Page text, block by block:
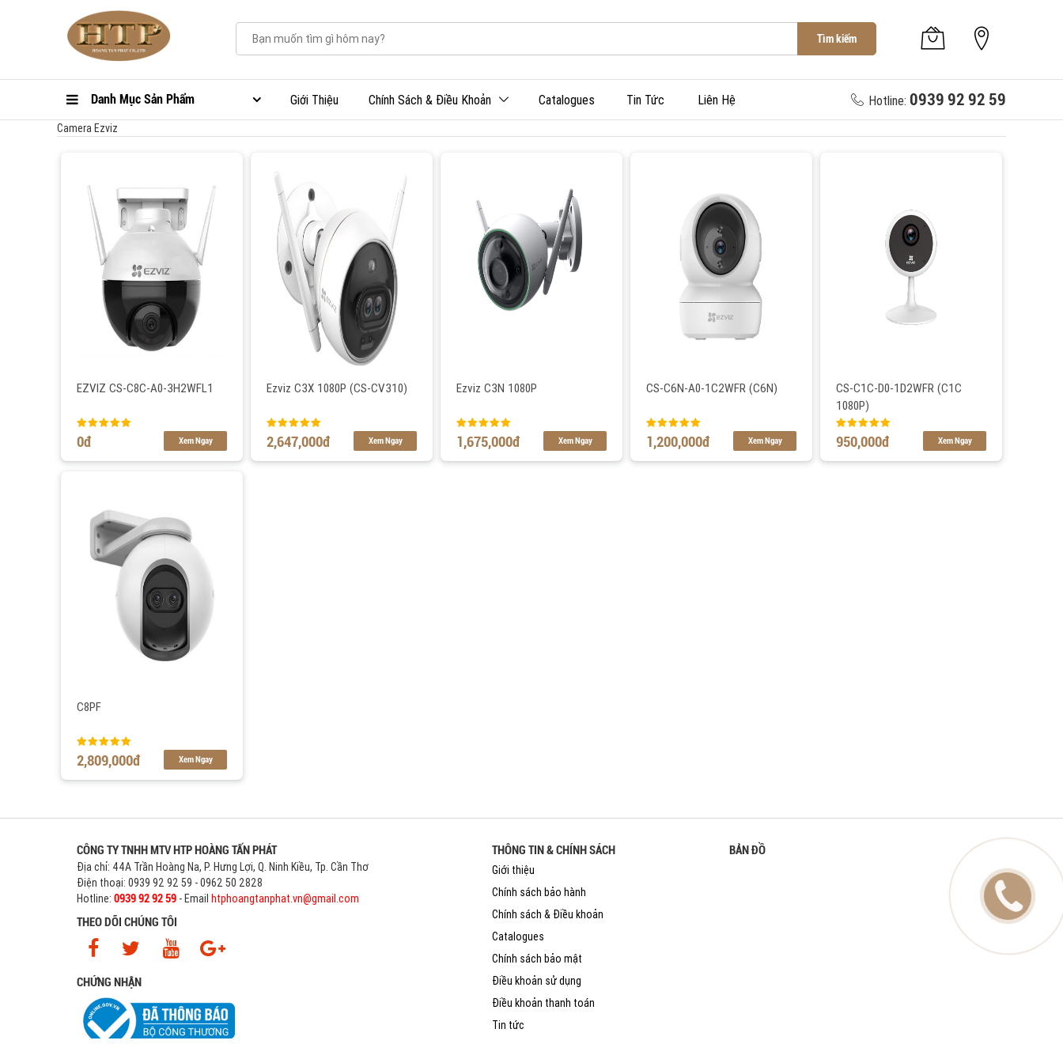
Tìm kiếm
Danh Mục Sản Phẩm Giới Thiệu Chính Sách & Điều Khoản Catalogues Tin Tức Liên Hệ Hotline: 0939 92 92 59
Camera Ezviz
EZVIZ CS-C8C-A0-3H2WFL1
0đ Xem Ngay
Ezviz C3X 1080P (CS-CV310)
2,647,000đ Xem Ngay
Ezviz C3N 1080P
1,675,000đ Xem Ngay
CS-C6N-A0-1C2WFR (C6N)
1,200,000đ Xem Ngay
CS-C1C-D0-1D2WFR (C1C
1080P)
950,000đ Xem Ngay
C8PF
2,809,000đ Xem Ngay
CÔNG TY TNHH MTV HTP HOÀNG TẤN PHÁT
Địa chỉ: 44A Trần Hoàng Na, P. Hưng Lợi, Q. Ninh Kiều, Tp. Cần Thơ
Điện thoại: 0939 92 92 59 - 0962 50 2828
Hotline: 0939 92 92 59 - Email htphoangtanphat.vn@gmail.com
THEO DÕI CHÚNG TÔI
CHỨNG NHẬN
THÔNG TIN & CHÍNH SÁCH
Giới thiệu
Chính sách bảo hành
Chính sách & Điều khoản
Catalogues
Chính sách bảo mật
Điều khoản sử dụng
Điều khoản thanh toán
Tin tức
BẢN ĐỒ